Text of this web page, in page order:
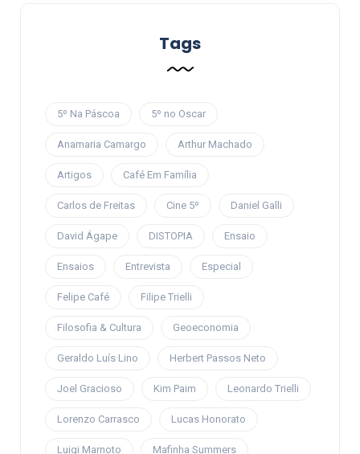
Tags
5º Na Páscoa 5º no Oscar
Anamaria Camargo Arthur Machado
Artigos Café Em Família
Carlos de Freitas Cine 5º Daniel Galli
David Ágape DISTOPIA Ensaio
Ensaios Entrevista Especial
Felipe Café Filipe Trielli
Filosofia & Cultura Geoeconomia
Geraldo Luís Lino Herbert Passos Neto
Joel Gracioso Kim Paim Leonardo Trielli
Lorenzo Carrasco Lucas Honorato
Luigi Marnoto Mafinha Summers